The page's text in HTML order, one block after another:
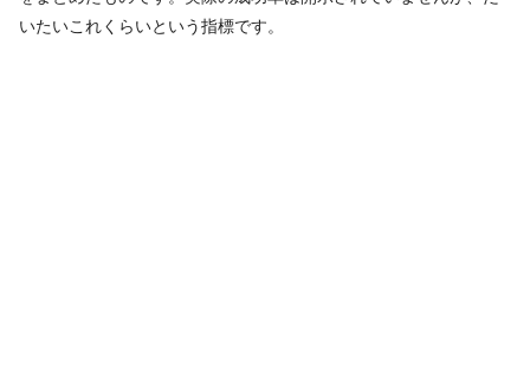
いたいこれくらいという指標です。